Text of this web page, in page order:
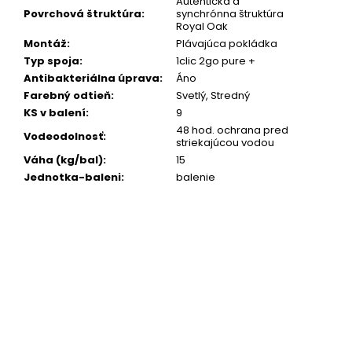
Povrchová štruktúra:
synchrónna štruktúra
Royal Oak
Montáž:
Plávajúca pokládka
Typ spoja:
1clic 2go pure +
Antibakteriálna úprava:
Áno
Farebný odtieň:
Svetlý, Stredný
KS v balení:
9
Vodeodolnosť:
48 hod. ochrana pred
striekajúcou vodou
Váha (kg/bal):
15
Jednotka-baleni: balenie